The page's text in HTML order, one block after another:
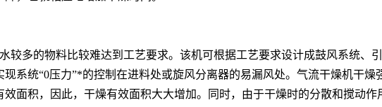
较多的物料比较难达到工艺要求。该机可根据工艺要求设计成鼓风系统、
系统“0压力”*的控制在进料处或旋风分离器的易漏风处。气流干燥机干
效面积，因此，干燥有效面积大大增加。同时，由于干燥时的分散和搅动